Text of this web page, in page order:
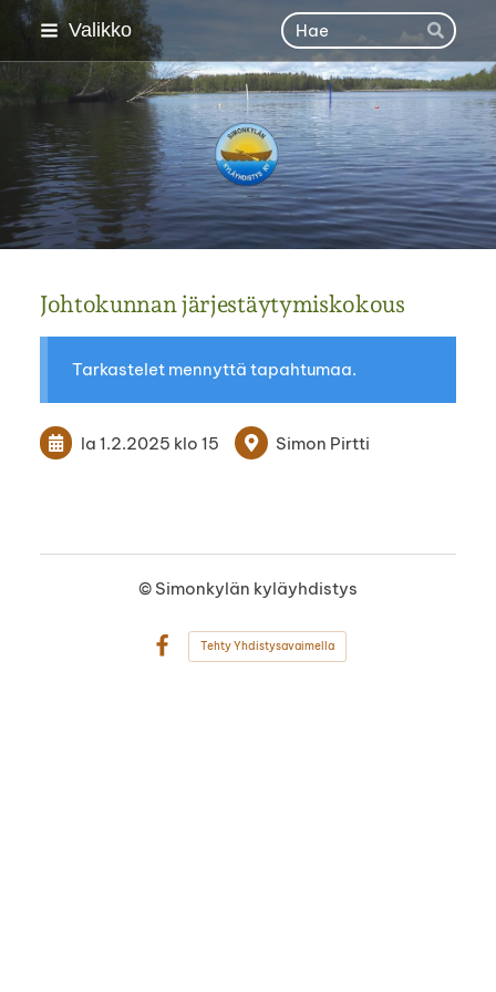
Siirry
sisältöön
Valikko Haku
Hae
Simonkylän
Johtokunnan järjestäytymiskokous
Tarkastelet mennyttä tapahtumaa.
la 1.2.2025 klo 15 Simon Pirtti
© Simonkylän kyläyhdistys
Tehty Yhdistysavaimella